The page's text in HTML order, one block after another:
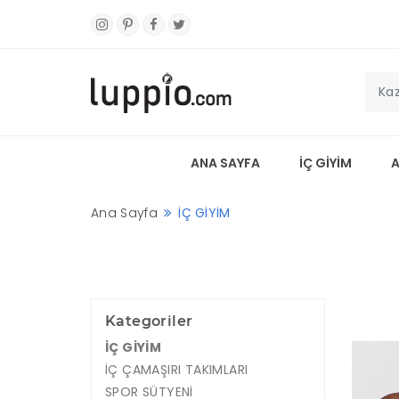
ANA SAYFA İÇ GİYİM
Ana Sayfa İÇ GİYİM
Kategoriler
İÇ GİYİM
İÇ ÇAMAŞIRI TAKIMLARI
SPOR SÜTYENİ